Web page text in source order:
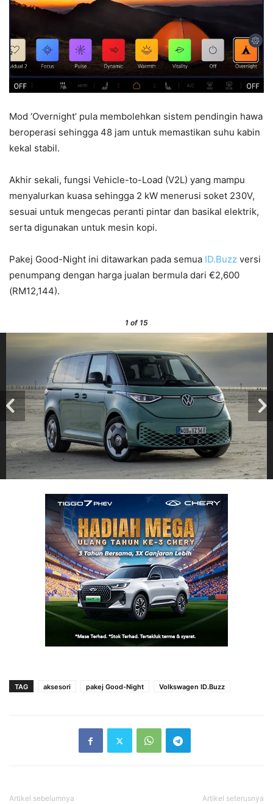
Mod ‘Overnight’ pula membolehkan sistem pendingin hawa
beroperasi sehingga 48 jam untuk memastikan suhu kabin
kekal stabil.
Akhir sekali, fungsi Vehicle-to-Load (V2L) yang mampu
menyalurkan kuasa sehingga 2 kW menerusi soket 230V,
sesuai untuk mengecas peranti pintar dan basikal elektrik,
serta digunakan untuk mesin kopi.
Pakej Good-Night ini ditawarkan pada semua ID.Buzz versi
penumpang dengan harga jualan bermula dari €2,600
(RM12,144).
1 of 15
TAG aksesori pakej Good-Night Volkswagen ID.Buzz
Artikel sebelumnya Artikel seterusnya